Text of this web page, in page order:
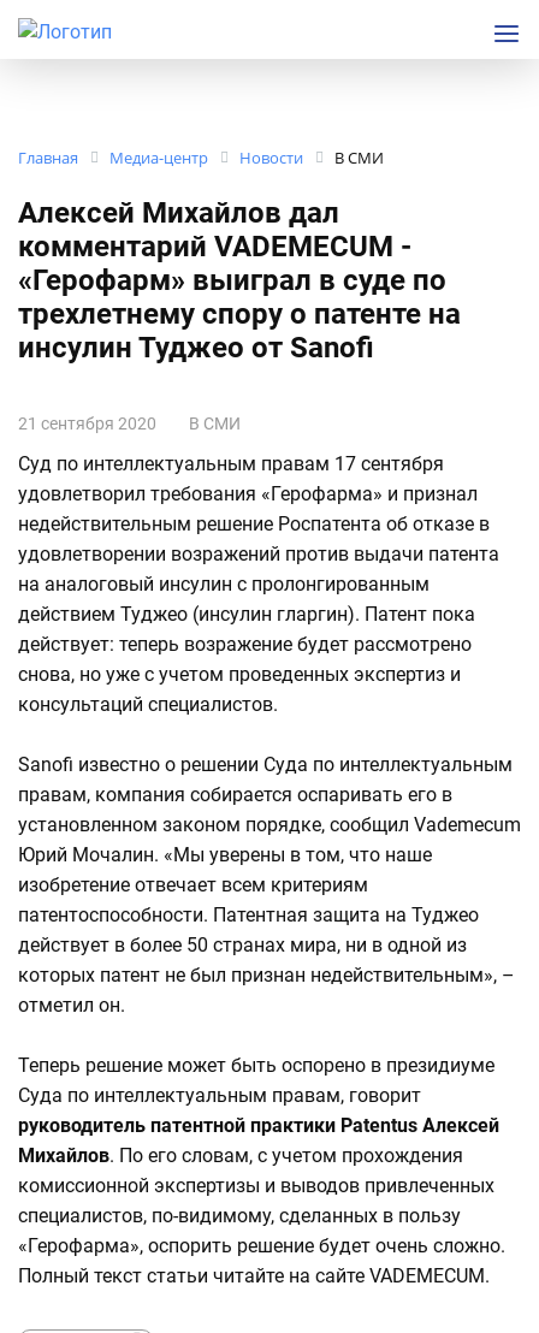
Главная Медиа-центр Новости В СМИ
Алексей Михайлов дал
комментарий VADEMECUM -
«Герофарм» выиграл в суде по
трехлетнему спору о патенте на
инсулин Туджео от Sanofi
21 сентября 2020 В СМИ
Суд по интеллектуальным правам 17 сентября
удовлетворил требования «Герофарма» и признал
недействительным решение Роспатента об отказе в
удовлетворении возражений против выдачи патента
на аналоговый инсулин с пролонгированным
действием Туджео (инсулин гларгин). Патент пока
действует: теперь возражение будет рассмотрено
снова, но уже с учетом проведенных экспертиз и
консультаций специалистов.
Sanofi известно о решении Суда по интеллектуальным
правам, компания собирается оспаривать его в
установленном законом порядке, сообщил Vademecum
Юрий Мочалин. «Мы уверены в том, что наше
изобретение отвечает всем критериям
патентоспособности. Патентная защита на Туджео
действует в более 50 странах мира, ни в одной из
которых патент не был признан недействительным», –
отметил он.
Теперь решение может быть оспорено в президиуме
Суда по интеллектуальным правам, говорит
руководитель патентной практики Patentus Алексей
Михайлов. По его словам, с учетом прохождения
комиссионной экспертизы и выводов привлеченных
специалистов, по-видимому, сделанных в пользу
«Герофарма», оспорить решение будет очень сложно.
Полный текст статьи читайте на сайте VADEMECUM.